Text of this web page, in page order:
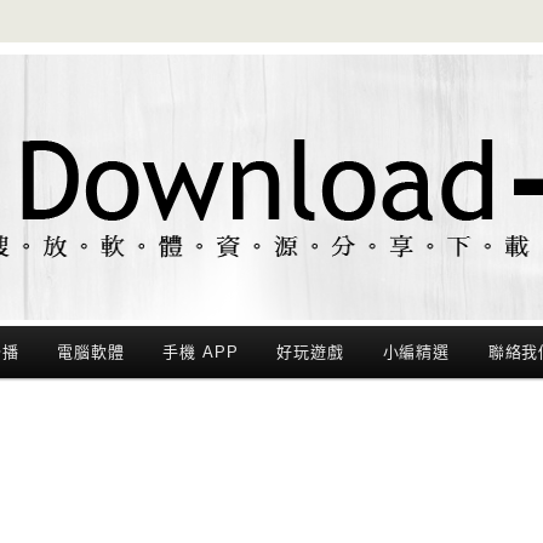
電腦軟體 手機 APP 好玩遊戲 小編精選 聯絡我